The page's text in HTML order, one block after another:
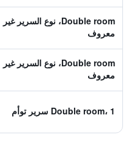
Double room، نوع السرير غير
معروف
Double room، نوع السرير غير
معروف
Double room، 1 سرير توأم